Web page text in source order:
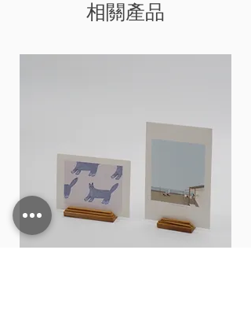
相關產品